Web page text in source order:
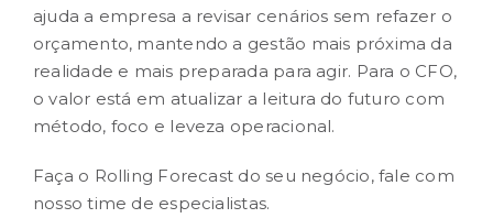
ajuda a empresa a revisar cenários sem refazer o
orçamento, mantendo a gestão mais próxima da
realidade e mais preparada para agir. Para o CFO,
o valor está em atualizar a leitura do futuro com
método, foco e leveza operacional.
Faça o Rolling Forecast do seu negócio, fale com
nosso time de especialistas.